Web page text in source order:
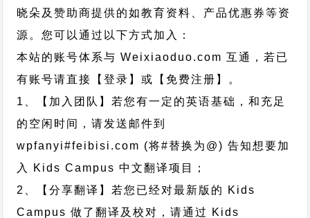
晓朵及赞助商提供的如教育资料、产品优惠券等资
源。您可以通过以下方式加入：
本站的账号体系与Weixiaoduo.com 互通，若已
有账号请直接【登录】或【免费注册】。
1、【加入团队】若您有一定的英语基础，和充足
的空闲时间，请发送邮件到
wpfanyi#feibisi.com (将#替换为@) 告知想要加
入 Kids Campus 中文翻译项目；
2、【分享翻译】若您已经对最新版的 Kids
Campus 做了翻译及校对，请通过 Kids